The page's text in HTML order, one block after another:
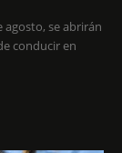
agosto, se abrirán
conducir en